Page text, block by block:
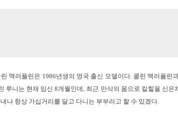
맥러플린은 1986년생의 영국 출신 모델이다. 콜린 맥러플린
루니는 현재 임신 8개월인데, 최근 만삭의 몸으로 킬힐을 신은
나 항상 가십거리를 달고 다니는 부부라고 할 수 있겠다.